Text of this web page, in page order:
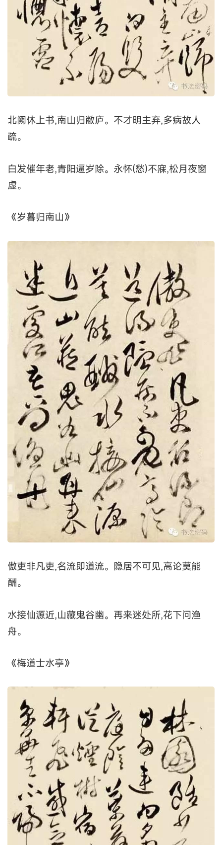
北阙休上书,南山归敝庐。不才明主弃,多病故人
疏。
白发催年老,青阳逼岁除。永怀(愁)不寐,松月夜窗
虚。
《岁暮归南山》
傲吏非凡吏,名流即道流。隐居不可见,高论莫能
酬。
水接仙源近,山藏鬼谷幽。再来迷处所,花下问渔
舟。
《梅道士水亭》